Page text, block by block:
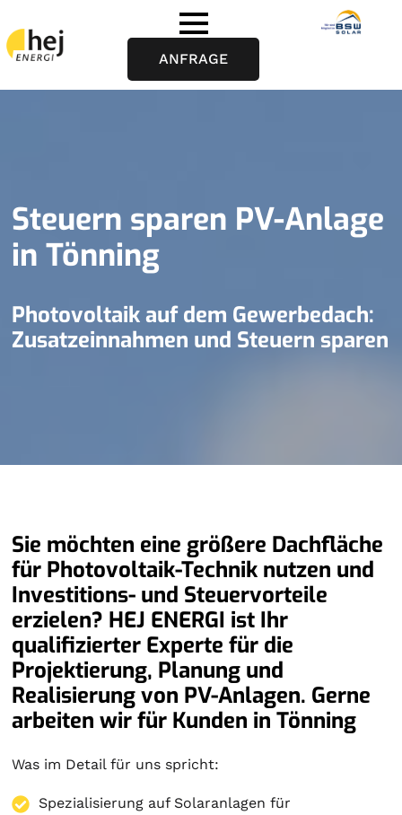
ANFRAGE
Steuern sparen PV-Anlage
in Tönning
Photovoltaik auf dem Gewerbedach:
Zusatzeinnahmen und Steuern sparen
Sie möchten eine größere Dachfläche
für Photovoltaik-Technik nutzen und
Investitions- und Steuervorteile
erzielen? HEJ ENERGI ist Ihr
qualifizierter Experte für die
Projektierung, Planung und
Realisierung von PV-Anlagen. Gerne
arbeiten wir für Kunden in Tönning
Was im Detail für uns spricht:
Spezialisierung auf Solaranlagen für